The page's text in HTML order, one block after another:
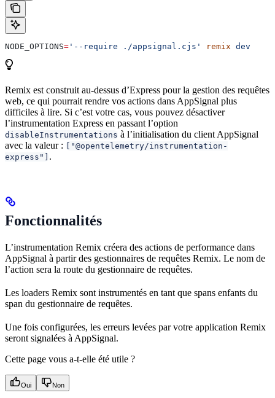
NODE_OPTIONS= '--require ./appsignal.cjs' remix dev
Remix est construit au-dessus d’Express pour la gestion des requêtes
web, ce qui pourrait rendre vos actions dans AppSignal plus
difficiles à lire. Si c’est votre cas, vous pouvez désactiver
l’instrumentation Express en passant l’option
disableInstrumentations à l’initialisation du client AppSignal
avec la valeur :
["@opentelemetry/instrumentation-
express"] .
Fonctionnalités
L’instrumentation Remix créera des actions de performance dans
AppSignal à partir des gestionnaires de requêtes Remix. Le nom de
l’action sera la route du gestionnaire de requêtes.
Les loaders Remix sont instrumentés en tant que spans enfants du
span du gestionnaire de requêtes.
Une fois configurées, les erreurs levées par votre application Remix
seront signalées à AppSignal.
Cette page vous a-t-elle été utile ?
Oui Non